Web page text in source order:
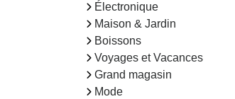
Électronique
Maison & Jardin
Boissons
Voyages et Vacances
Grand magasin
Mode